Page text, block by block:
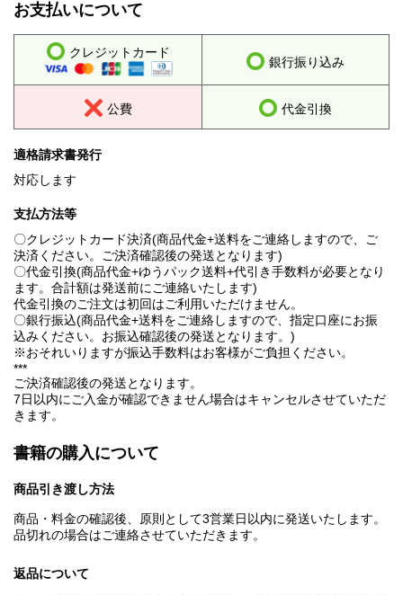
お支払いについて
クレジットカード
銀行振り込み
公費 代金引換
適格請求書発行
対応します
支払方法等
〇クレジットカード決済(商品代金+送料をご連絡しますので、ご
決済ください。ご決済確認後の発送となります)
〇代金引換(商品代金+ゆうパック送料+代引き手数料が必要となり
ます。合計額は発送前にご連絡いたします)
代金引換のご注文は初回はご利用いただけません。
〇銀行振込(商品代金+送料をご連絡しますので、指定口座にお振
込みください。お振込確認後の発送となります。)
※おそれいりますが振込手数料はお客様がご負担ください。
***
ご決済確認後の発送となります。
7日以内にご入金が確認できません場合はキャンセルさせていただ
きます。
書籍の購入について
商品引き渡し方法
商品・料金の確認後、原則として3営業日以内に発送いたします。
品切れの場合はご連絡させていただきます。
返品について